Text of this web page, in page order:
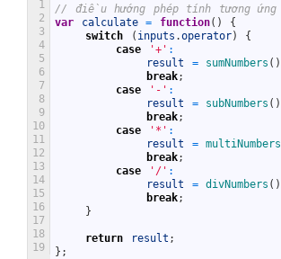
1
2
3
4
5
6
7
8
9
10
11
12
13
14
15
16
17
18
19
// điều hướng phép tính tương ứng
var
calculate = function( )
{
switch
( inputs .operator)
{
case
'+' :
result
= sumNumbers ( )
break;
case
'-' :
result
= subNumbers ( )
break;
case
'*' :
result
= multiNumbers
break;
case
'/' :
result
= divNumbers ( )
break;
}
return result ;
} ;